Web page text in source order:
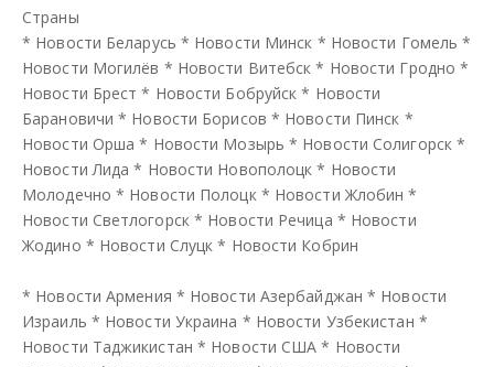
Страны
* Новости Беларусь * Новости Минск * Новости Гомель *
Новости Могилёв * Новости Витебск * Новости Гродно *
Новости Брест * Новости Бобруйск * Новости
Барановичи * Новости Борисов * Новости Пинск *
Новости Орша * Новости Мозырь * Новости Солигорск *
Новости Лида * Новости Новополоцк * Новости
Молодечно * Новости Полоцк * Новости Жлобин *
Новости Светлогорск * Новости Речица * Новости
Жодино * Новости Слуцк * Новости Кобрин
* Новости Армения * Новости Азербайджан * Новости
Израиль * Новости Украина * Новости Узбекистан *
Новости Таджикистан * Новости США * Новости